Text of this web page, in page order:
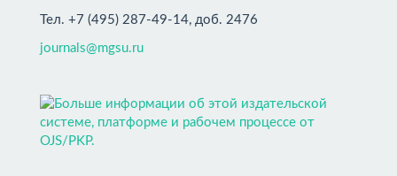
Тел. +7 (495) 287-49-14, доб. 2476
journals@mgsu.ru